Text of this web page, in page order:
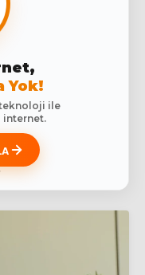
Yok!
teknoloji ile
internet.